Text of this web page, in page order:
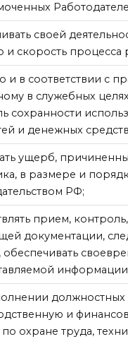
своей
и скорость
и в соответствии с
в служебных
сохранности
и денежных
ущерб,
в размере и
РФ;
прием,
документации,
обеспечивать
должностных
и
охране труда,